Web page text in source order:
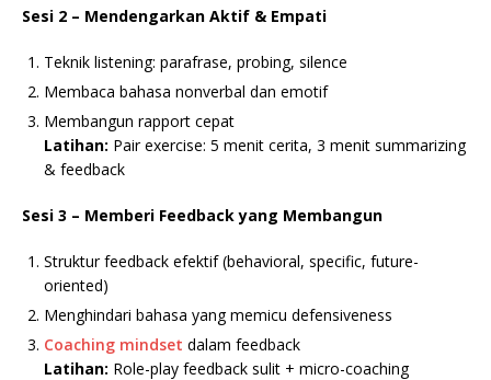
Sesi 2 – Mendengarkan Aktif & Empati
Teknik listening: parafrase, probing, silence
Membaca bahasa nonverbal dan emotif
Membangun rapport cepat
Latihan: Pair exercise: 5 menit cerita, 3 menit summarizing
& feedback
Sesi 3 – Memberi Feedback yang Membangun
Struktur feedback efektif (behavioral, specific, future-
oriented)
Menghindari bahasa yang memicu defensiveness
Coaching mindset dalam feedback
Latihan: Role-play feedback sulit + micro-coaching